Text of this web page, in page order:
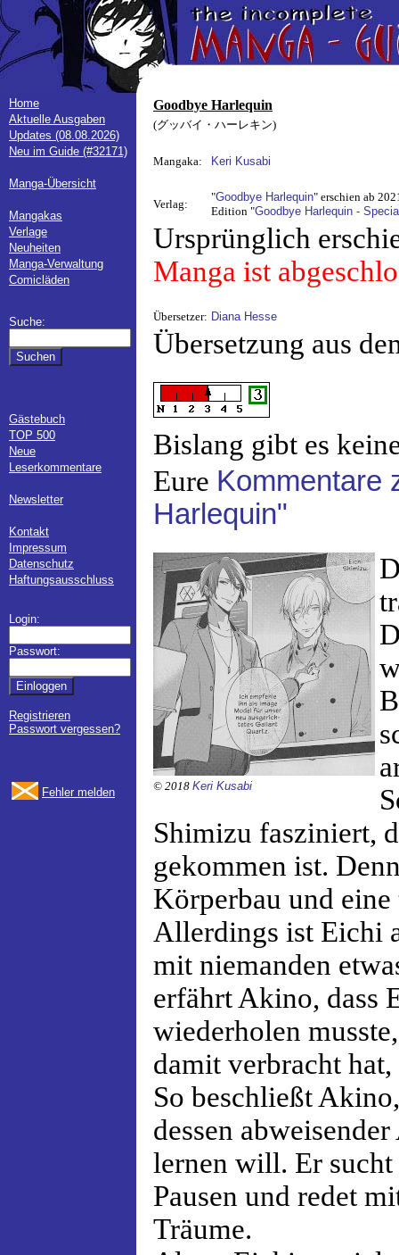
Home
Aktuelle Ausgaben
Updates (08.08.2026)
Neu im Guide (#32171)
Manga-Übersicht
Mangakas
Verlage
Neuheiten
Manga-Verwaltung
Comicläden
Suche:
Gästebuch
TOP 500
Neue
Leserkommentare
Newsletter
Kontakt
Impressum
Datenschutz
Haftungsausschluss
Login:
Passwort:
Registrieren
Passwort vergessen?
Fehler melden
Goodbye Harlequin
(グッバイ・ハーレキン)
Mangaka: Keri Kusabi
Verlag:
"Goodbye Harlequin" erschien ab
Edition "Goodbye Harlequin -
Ursprünglich
Manga ist
Übersetzer: Diana Hesse
Übersetzung aus
Bislang gibt es
Eure Kommentare
Harlequin"
© 2018 Keri Kusabi
Shimizu fasziniert,
gekommen ist.
Körperbau und
Allerdings ist Eichi
mit niemanden
erfährt Akino, dass
wiederholen
damit verbracht
So beschließt
dessen
lernen will. Er
Pausen und redet
Träume.